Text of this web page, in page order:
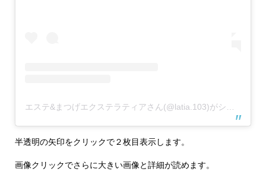
エステ&まつげエクステラティアさん(@latia.103)がシェアした投稿
半透明の矢印をクリックで２枚目表示します。
画像クリックでさらに大きい画像と詳細が読めます。